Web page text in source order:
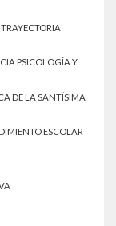
PSICOLOGÍA Y
DE LA SANTÍSIMA
ESCOLAR